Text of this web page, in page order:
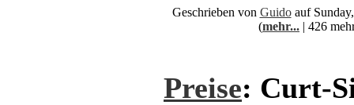
Geschrieben von Guidoauf
(mehr... | 426
Preise: Curt-